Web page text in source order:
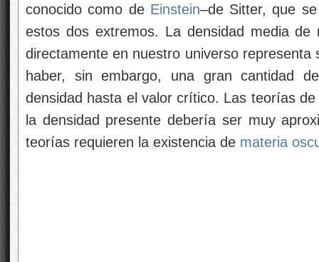
conocido como de Einstein–de Sitter, que
estos dos extremos. La densidad media
directamente en nuestro universo
haber, sin embargo, una gran cantidad
densidad hasta el valor crítico. Las teorías
la densidad presente debería ser muy
teorías requieren la existencia de materia